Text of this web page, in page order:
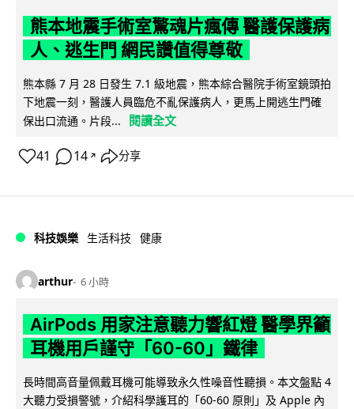
熊本地震手術室驚魂片瘋傳 醫護保護病
人、逃生門 網民讚值得尊敬
熊本縣 7 月 28 日發生 7.1 級地震，熊本綜合醫院手術室鏡頭拍
下地震一刻，醫護人員臨危不亂保護病人，更馬上開逃生門確
保出口流通。片段...
閱讀全文
41 14 ↗ 分享
科技娛樂 生活科技 健康
arthur 6 小時
AirPods 用家注意聽力響紅燈 醫學界籲
耳機用戶謹守「60-60」鐵律
長時間高音量佩戴耳機可能導致永久性噪音性聽損。本文盤點 4
大聽力受損警號，介紹科學護耳的「60-60 原則」及 Apple 內